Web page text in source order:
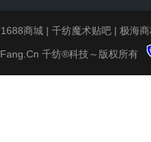
商城| 千纺魔术贴吧| 极海
千纺®科技～版权所有